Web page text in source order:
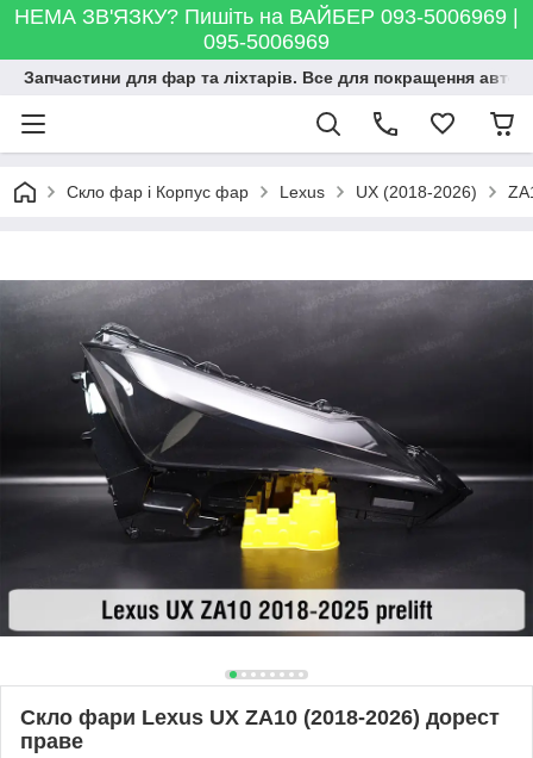
НЕМА ЗВ'ЯЗКУ? Пишіть на ВАЙБЕР 093-5006969 |
095-5006969
Запчастини для фар та ліхтарів. Все для покращення
Скло фар і Корпус фар Lexus UX (2018-2026)
Скло фари Lexus UX ZA10 (2018-2026) дорест
праве